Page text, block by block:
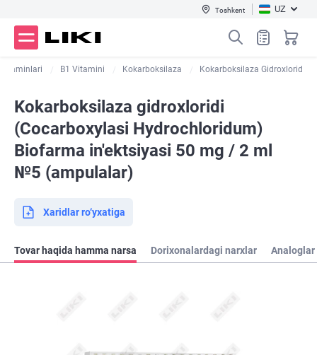
Toshkent UZ
vitaminlari B1 Vitamini Kokarboksilaza Kokarboksilaza Gidroxlorid
Kokarboksilaza gidroxloridi
(Cocarboxylasi Hydrochloridum)
Biofarma in'ektsiyasi 50 mg / 2 ml
№5 (ampulalar)
Xaridlar ro‘yxatiga
Tovar haqida hamma narsa Dorixonalardagi narxlar Analoglar